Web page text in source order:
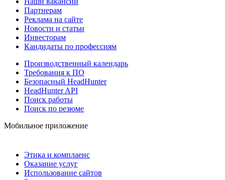
Партнерам
Реклама на сайте
Новости и статьи
Инвесторам
Кандидаты по профессиям
Производственный календарь
Требования к ПО
Безопасный HeadHunter
HeadHunter API
Поиск работы
Поиск по резюме
Мобильное приложение
Этика и комплаенс
Оказание услуг
Использование сайтов